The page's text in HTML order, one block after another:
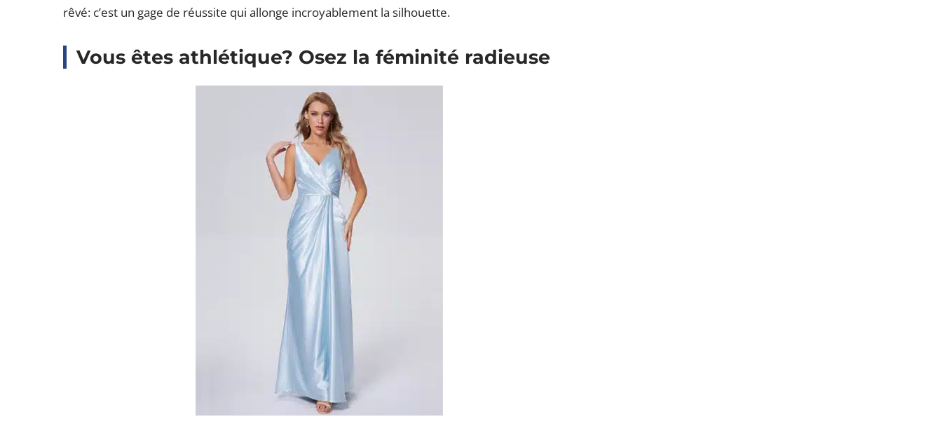
rêvé: c’est un gage de réussite qui allonge incroyablement la silhouette.
Vous êtes athlétique? Osez la féminité radieuse